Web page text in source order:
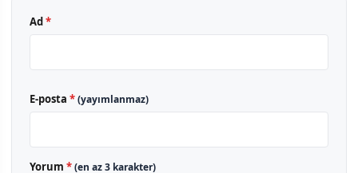
Ad*
E-posta *(yayımlanmaz)
Yorum *(en az 3 karakter)